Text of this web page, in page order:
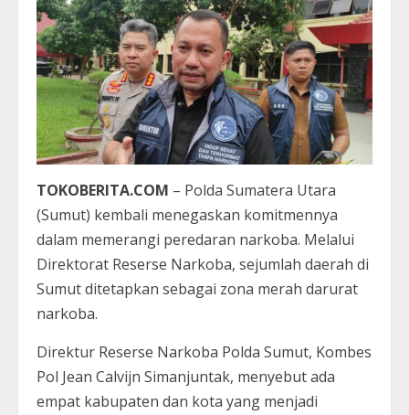
TOKOBERITA.COM – Polda Sumatera Utara
(Sumut) kembali menegaskan komitmennya
dalam memerangi peredaran narkoba. Melalui
Direktorat Reserse Narkoba, sejumlah daerah di
Sumut ditetapkan sebagai zona merah darurat
narkoba.
Direktur Reserse Narkoba Polda Sumut, Kombes
Pol Jean Calvijn Simanjuntak, menyebut ada
empat kabupaten dan kota yang menjadi